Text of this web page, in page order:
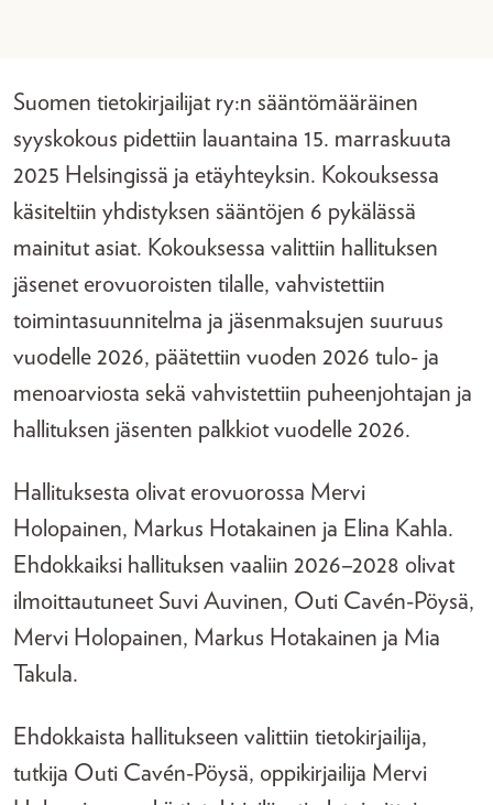
Suomen tietokirjailijat ry:n sääntömääräinen
syyskokous pidettiin lauantaina 15. marraskuuta
2025 Helsingissä ja etäyhteyksin. Kokouksessa
käsiteltiin yhdistyksen sääntöjen 6 pykälässä
mainitut asiat. Kokouksessa valittiin hallituksen
jäsenet erovuoroisten tilalle, vahvistettiin
toimintasuunnitelma ja jäsenmaksujen suuruus
vuodelle 2026, päätettiin vuoden 2026 tulo- ja
menoarviosta sekä vahvistettiin puheenjohtajan ja
hallituksen jäsenten palkkiot vuodelle 2026.
Hallituksesta olivat erovuorossa Mervi
Holopainen, Markus Hotakainen ja Elina Kahla.
Ehdokkaiksi hallituksen vaaliin 2026–2028 olivat
ilmoittautuneet Suvi Auvinen, Outi Cavén-Pöysä,
Mervi Holopainen, Markus Hotakainen ja Mia
Takula.
Ehdokkaista hallitukseen valittiin tietokirjailija,
tutkija Outi Cavén-Pöysä, oppikirjailija Mervi